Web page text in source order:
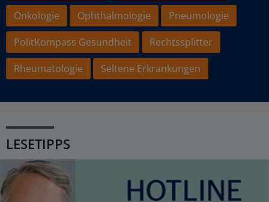
Onkologie
Ophthalmologie
Pneumologie
PolitKompass Gesundheit
Rechtssplitter
Rheumatologie
Seltene Erkrankungen
LESETIPPS